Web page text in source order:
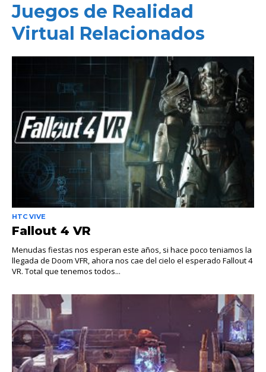
Juegos de Realidad
Virtual Relacionados
HTC VIVE
Fallout 4 VR
Menudas fiestas nos esperan este años, si hace poco teniamos la
llegada de Doom VFR, ahora nos cae del cielo el esperado Fallout 4
VR. Total que tenemos todos...